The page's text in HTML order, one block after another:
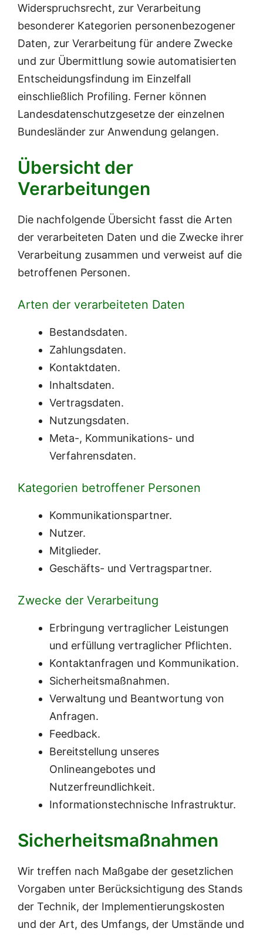
Widerspruchsrecht, zur Verarbeitung
besonderer Kategorien personenbezogener
Daten, zur Verarbeitung für andere Zwecke
und zur Übermittlung sowie automatisierten
Entscheidungsfindung im Einzelfall
einschließlich Profiling. Ferner können
Landesdatenschutzgesetze der einzelnen
Bundesländer zur Anwendung gelangen.
Übersicht der
Verarbeitungen
Die nachfolgende Übersicht fasst die Arten
der verarbeiteten Daten und die Zwecke ihrer
Verarbeitung zusammen und verweist auf die
betroffenen Personen.
Arten der verarbeiteten Daten
Bestandsdaten.
Zahlungsdaten.
Kontaktdaten.
Inhaltsdaten.
Vertragsdaten.
Nutzungsdaten.
Meta-, Kommunikations- und
Verfahrensdaten.
Kategorien betroffener Personen
Kommunikationspartner.
Nutzer.
Mitglieder.
Geschäfts- und Vertragspartner.
Zwecke der Verarbeitung
Erbringung vertraglicher Leistungen
und erfüllung vertraglicher Pflichten.
Kontaktanfragen und Kommunikation.
Sicherheitsmaßnahmen.
Verwaltung und Beantwortung von
Anfragen.
Feedback.
Bereitstellung unseres
Onlineangebotes und
Nutzerfreundlichkeit.
Informationstechnische Infrastruktur.
Sicherheitsmaßnahmen
Wir treffen nach Maßgabe der gesetzlichen
Vorgaben unter Berücksichtigung des Stands
der Technik, der Implementierungskosten
und der Art, des Umfangs, der Umstände und